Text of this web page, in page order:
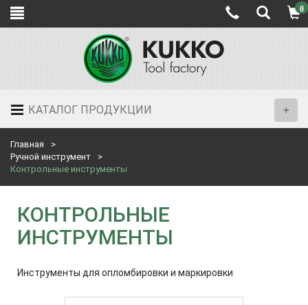
0
КАТАЛОГ ПРОДУКЦИИ
Главная
Ручной инструмент
Контрольные инструменты
КОНТРОЛЬНЫЕ
ИНСТРУМЕНТЫ
Инструменты для опломбировки и маркировки